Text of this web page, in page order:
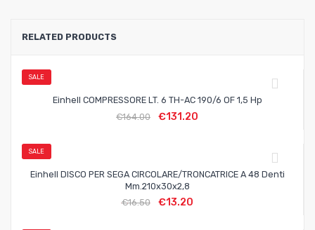
RELATED PRODUCTS
SALE
Einhell COMPRESSORE LT. 6 TH-AC 190/6 OF 1,5 Hp
€164.00 €131.20
SALE
Einhell DISCO PER SEGA CIRCOLARE/TRONCATRICE A 48 Denti
Mm.210x30x2,8
€16.50 €13.20